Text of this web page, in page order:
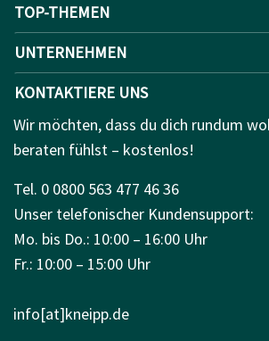
TOP-THEMEN
UNTERNEHMEN
KONTAKTIERE UNS
Wir möchten, dass du dich rundum
beraten fühlst – kostenlos!
Tel. 0 0800 563 477 46 36
Unser telefonischer Kundensupport:
Mo. bis Do.: 10:00 – 16:00 Uhr
Fr.: 10:00 – 15:00 Uhr
info[at]kneipp.de